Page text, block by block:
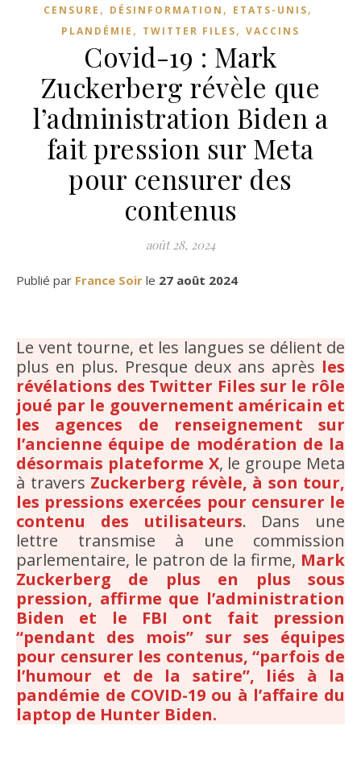
CENSURE , DÉSINFORMATION , ETATS-UNIS,
PLANDÉMIE , TWITTER FILES, VACCINS
Covid-19 : Mark
Zuckerberg révèle que
l’administration Biden a
fait pression sur Meta
pour censurer des
contenus
août 28, 2024
Publié par France Soir le 27 août 2024
Le vent tourne, et les langues se délient de
plus en plus. Presque deux ans après les
révélations des Twitter Files sur le rôle
joué par le gouvernement américain et
les agences de renseignement sur
l’ancienne équipe de modération de la
désormais plateforme X, le groupe Meta
à travers Zuckerberg révèle, à son tour,
les pressions exercées pour censurer le
contenu des utilisateurs. Dans une
lettre transmise à une commission
parlementaire, le patron de la firme, Mark
Zuckerberg de plus en plus sous
pression, affirme que l’administration
Biden et le FBI ont fait pression
“pendant des mois” sur ses équipes
pour censurer les contenus, “parfois de
l’humour et de la satire”, liés à la
pandémie de COVID-19 ou à l’affaire du
laptop de Hunter Biden.